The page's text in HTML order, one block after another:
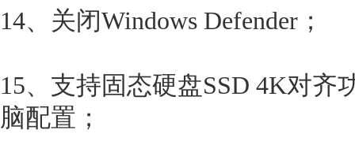
14、关闭Windows Defender；
15、支持固态硬盘SSD 4K对齐
脑配置；